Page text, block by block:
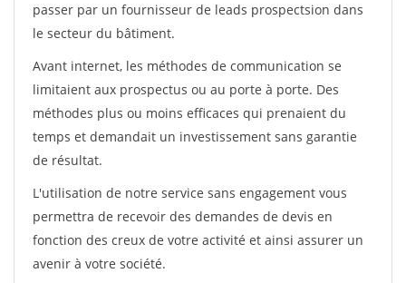
passer par un fournisseur de leads prospectsion dans
le secteur du bâtiment.
Avant internet, les méthodes de communication se
limitaient aux prospectus ou au porte à porte. Des
méthodes plus ou moins efficaces qui prenaient du
temps et demandait un investissement sans garantie
de résultat.
L'utilisation de notre service sans engagement vous
permettra de recevoir des demandes de devis en
fonction des creux de votre activité et ainsi assurer un
avenir à votre société.